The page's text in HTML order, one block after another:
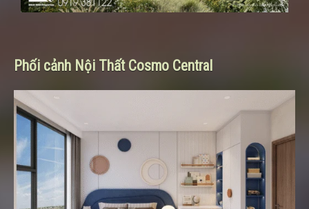
Phối cảnh Nội Thất Cosmo Central